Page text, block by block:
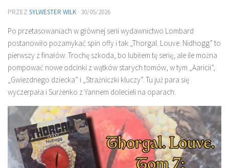
PRZEZ SYLWESTER WILK · 30/05/2026
Po przetasowaniach w głównej serii wydawnictwo Lombard
postanowiło pozamykać spin offy i tak „Thorgal. Louve. Nidhogg” to
pierwszy z finałów. Trochę szkoda, bo lubiłem tę serię, ale ile można
pompować nowe odcinki z wątków starych tomów, w tym „Aaricii”,
„Gwiezdnego dziecka” i „Strażniczki kluczy”. Tu już para się
wyczerpała i Surżenko z Yannem dolecieli na oparach.